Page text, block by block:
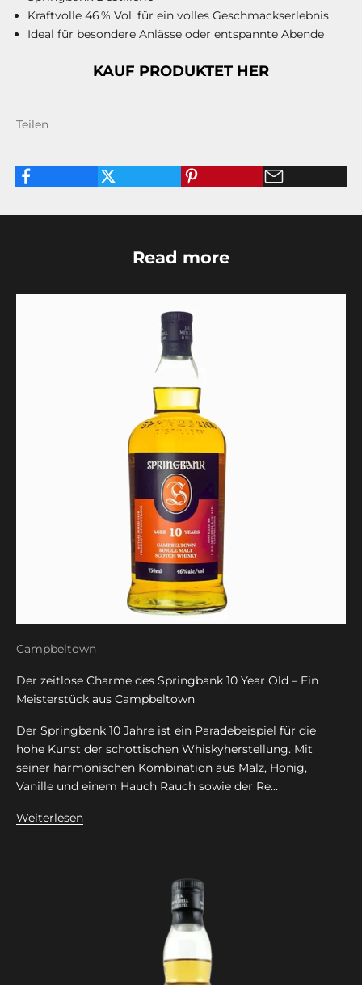
Kraftvolle 46 % Vol. für ein volles Geschmackserlebnis
Ideal für besondere Anlässe oder entspannte Abende
KAUF PRODUKTET HER
Teilen
Read more
Campbeltown
Der zeitlose Charme des Springbank 10 Year Old – Ein
Meisterstück aus Campbeltown
Der Springbank 10 Jahre ist ein Paradebeispiel für die
hohe Kunst der schottischen Whiskyherstellung. Mit
seiner harmonischen Kombination aus Malz, Honig,
Vanille und einem Hauch Rauch sowie der Re...
Weiterlesen